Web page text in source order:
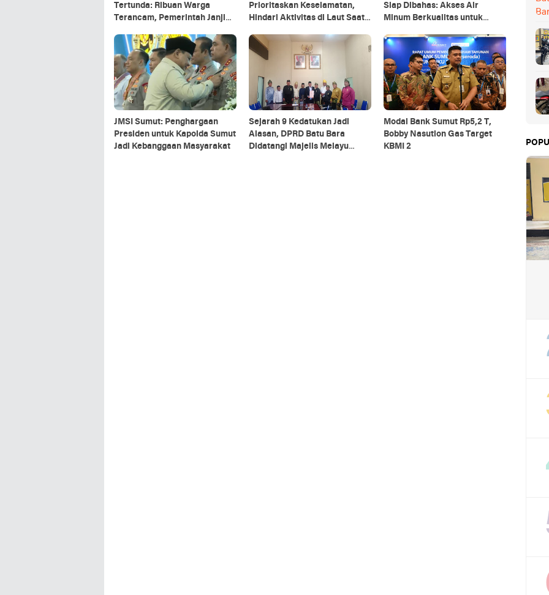
Tertunda: Ribuan Warga
Terancam, Pemerintah Janji
Prioritaskan Keselamatan,
Hindari Aktivitas di Laut Saat
Siap Dibahas: Akses Air
Minum Berkualitas untuk
JMSI Sumut: Penghargaan
Presiden untuk Kapolda Sumut
Jadi Kebanggaan Masyarakat
Sejarah 9 Kedatukan Jadi
Alasan, DPRD Batu Bara
Didatangi Majelis Melayu
Modal Bank Sumut Rp5,2 T,
Bobby Nasution Gas Target
KBMI 2